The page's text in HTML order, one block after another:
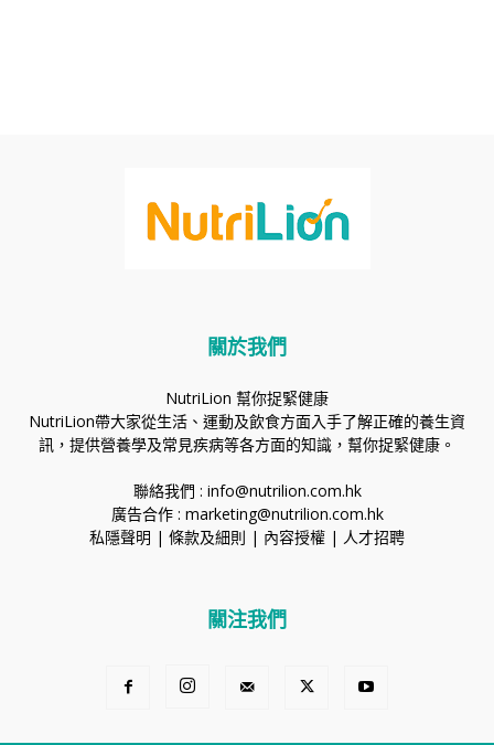
關於我們
NutriLion 幫你捉緊健康
NutriLion帶大家從生活、運動及飲食方面入手了解正確的養生資
訊，提供營養學及常見疾病等各方面的知識，幫你捉緊健康。
聯絡我們 : info@nutrilion.com.hk
廣告合作 : marketing@nutrilion.com.hk
私隱聲明 | 條款及細則 | 內容授權 | 人才招聘
關注我們